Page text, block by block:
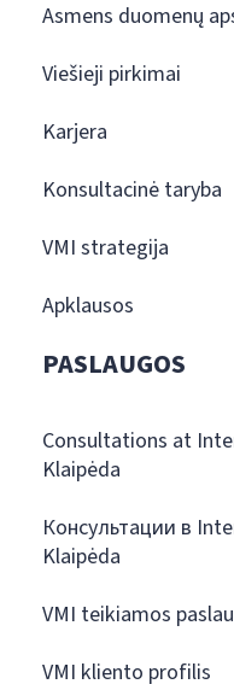
Asmens duomenų
Viešieji pirkimai
Karjera
Konsultacinė taryba
VMI strategija
Apklausos
PASLAUGOS
Consultations at
Klaipėda
Консультации в
Klaipėda
VMI teikiamos
VMI kliento profilis